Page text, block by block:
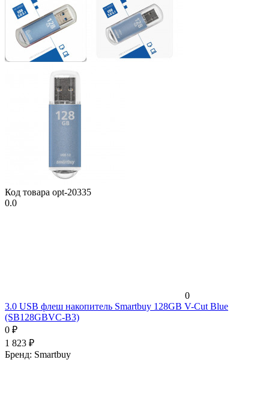
Код товара opt-20335
0.0
0
3.0 USB флеш накопитель Smartbuy 128GB V-Cut Blue
(SB128GBVC-B3)
0 ₽
1 823 ₽
Бренд: Smartbuy